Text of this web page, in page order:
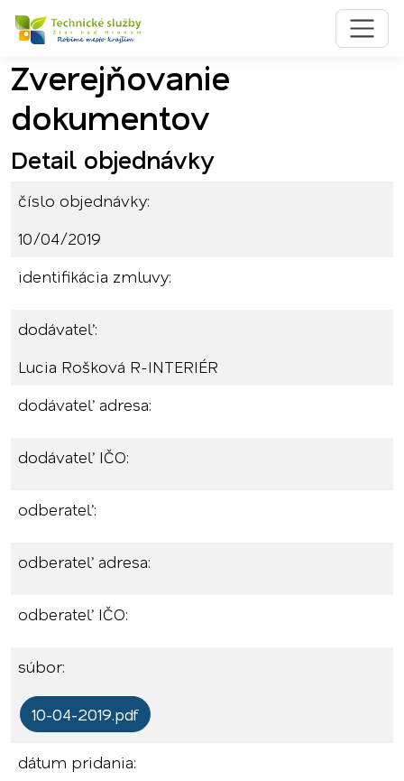
Preskočiť na obsah
Preskočiť na hlavné menu
Zverejňovanie
dokumentov
Detail objednávky
číslo objednávky:
10/04/2019
identifikácia zmluvy:
dodávateľ:
Lucia Rošková R-INTERIÉR
dodávateľ adresa:
dodávateľ IČO:
odberateľ:
odberateľ adresa:
odberateľ IČO:
súbor:
10-04-2019.pdf
dátum pridania: